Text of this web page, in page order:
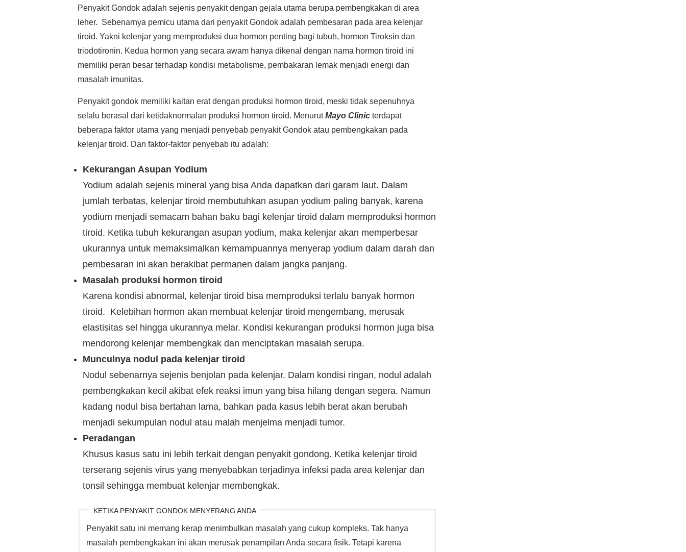
Penyakit Gondok adalah sejenis penyakit dengan gejala utama berupa pembengkakan di area
leher. Sebenarnya pemicu utama dari penyakit Gondok adalah pembesaran pada area kelenjar
tiroid. Yakni kelenjar yang memproduksi dua hormon penting bagi tubuh, hormon Tiroksin dan
triodotironin. Kedua hormon yang secara awam hanya dikenal dengan nama hormon tiroid ini
memiliki peran besar terhadap kondisi metabolisme, pembakaran lemak menjadi energi dan
masalah imunitas.
Penyakit gondok memiliki kaitan erat dengan produksi hormon tiroid, meski tidak sepenuhnya
selalu berasal dari ketidaknormalan produksi hormon tiroid. MenurutMayo Clinic terdapat
beberapa faktor utama yang menjadi penyebab penyakit Gondok atau pembengkakan pada
kelenjar tiroid. Dan faktor-faktor penyebab itu adalah:
Kekurangan Asupan Yodium
Yodium adalah sejenis mineral yang bisa Anda dapatkan dari garam laut. Dalam
jumlah terbatas, kelenjar tiroid membutuhkan asupan yodium paling banyak, karena
yodium menjadi semacam bahan baku bagi kelenjar tiroid dalam memproduksi hormon
tiroid. Ketika tubuh kekurangan asupan yodium, maka kelenjar akan memperbesar
ukurannya untuk memaksimalkan kemampuannya menyerap yodium dalam darah dan
pembesaran ini akan berakibat permanen dalam jangka panjang.
Masalah produksi hormon tiroid
Karena kondisi abnormal, kelenjar tiroid bisa memproduksi terlalu banyak hormon
tiroid. Kelebihan hormon akan membuat kelenjar tiroid mengembang, merusak
elastisitas sel hingga ukurannya melar. Kondisi kekurangan produksi hormon juga bisa
mendorong kelenjar membengkak dan menciptakan masalah serupa.
Munculnya nodul pada kelenjar tiroid
Nodul sebenarnya sejenis benjolan pada kelenjar. Dalam kondisi ringan, nodul adalah
pembengkakan kecil akibat efek reaksi imun yang bisa hilang dengan segera. Namun
kadang nodul bisa bertahan lama, bahkan pada kasus lebih berat akan berubah
menjadi sekumpulan nodul atau malah menjelma menjadi tumor.
Peradangan
Khusus kasus satu ini lebih terkait dengan penyakit gondong. Ketika kelenjar tiroid
terserang sejenis virus yang menyebabkan terjadinya infeksi pada area kelenjar dan
tonsil sehingga membuat kelenjar membengkak.
KETIKA PENYAKIT GONDOK MENYERANG ANDA
Penyakit satu ini memang kerap menimbulkan masalah yang cukup kompleks. Tak hanya
masalah pembengkakan ini akan merusak penampilan Anda secara fisik. Tetapi karena